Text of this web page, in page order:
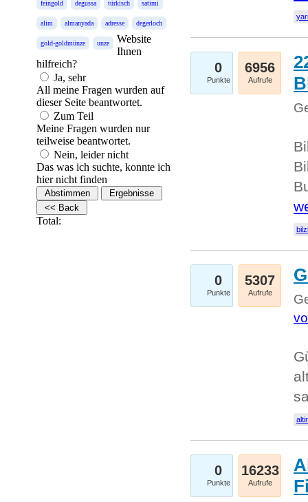
feingold degussa türkisch satimi
alim almanyada adresse degerloch
gold-goldmünze unze
Website
Ihnen
hilfreich?
Ja, sehr
All meine Fragen wurden auf
dieser Seite beantwortet.
Zum Teil
Meine Fragen wurden nur
teilweise beantwortet.
Nein, leider nicht
Das was ich suchte, konnte ich
hier nicht finden
Total:
0
Punkte
6956
Aufrufe
0
Punkte
5307
Aufrufe
0
Punkte
16233
Aufrufe